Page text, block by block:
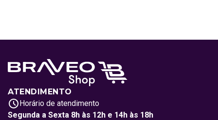
ATENDIMENTO
Horário de atendimento
Segunda a Sexta 8h às 12h e 14h às 18h